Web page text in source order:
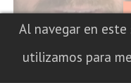
Murió Jorge
Al navegar en
utilizamos para